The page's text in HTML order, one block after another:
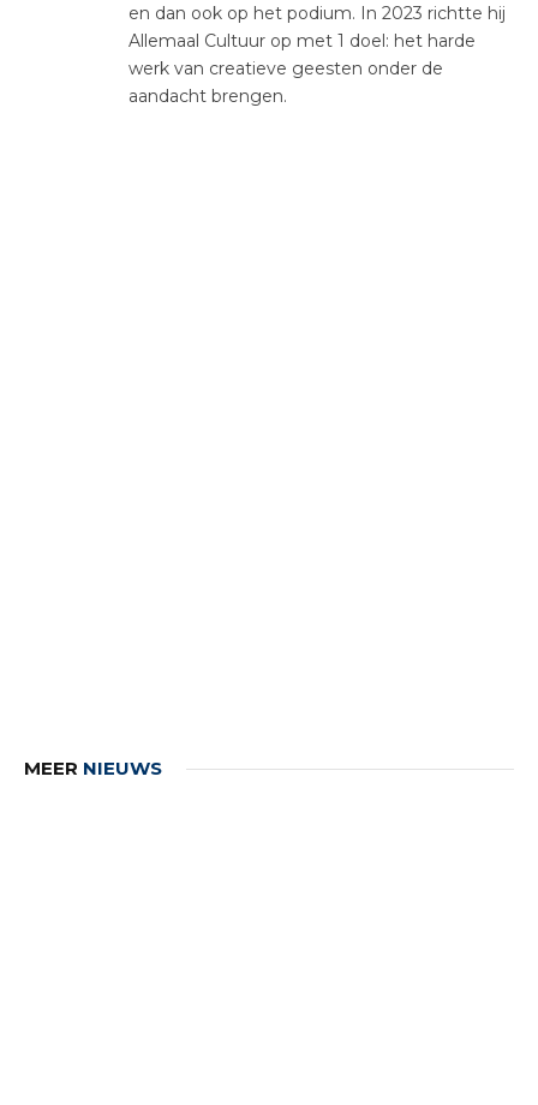
en dan ook op het podium. In 2023 richtte hij
Allemaal Cultuur op met 1 doel: het harde
werk van creatieve geesten onder de
aandacht brengen.
MEER NIEUWS